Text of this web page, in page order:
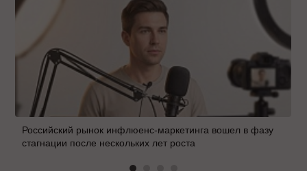
Российский рынок инфлюенс-маркетинга вошел в фазу
стагнации после нескольких лет роста